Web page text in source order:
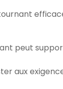
peut
aux